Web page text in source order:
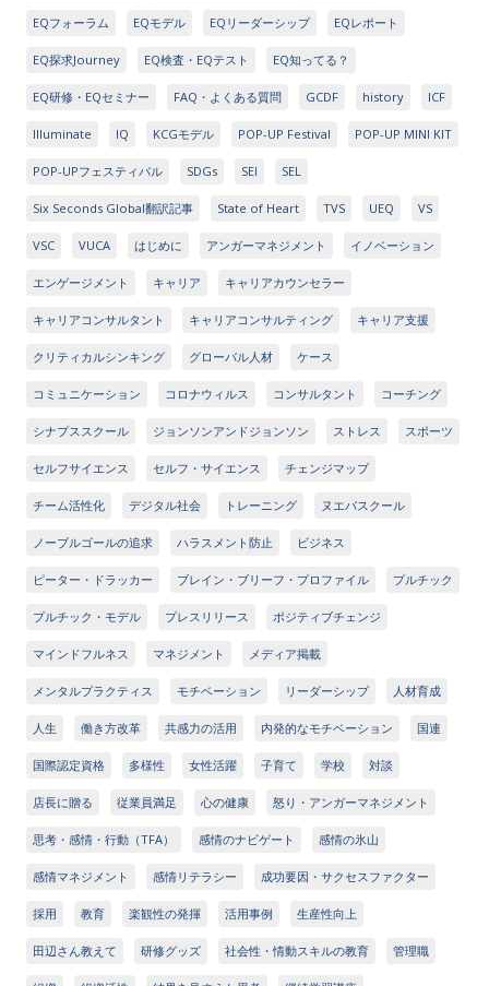
EQフォーラム EQモデル EQリーダーシップ EQレポート
EQ探求Journey EQ検査・EQテスト EQ知ってる？
EQ研修・EQセミナー FAQ・よくある質問 GCDF history ICF
Illuminate IQ KCGモデル POP-UP Festival POP-UP MINI KIT
POP-UPフェスティバル SDGs SEI SEL
Six Seconds Global翻訳記事 State of Heart TVS UEQ VS
VSC VUCA はじめに アンガーマネジメント イノベーション
エンゲージメント キャリア キャリアカウンセラー
キャリアコンサルタント キャリアコンサルティング キャリア支援
クリティカルシンキング グローバル人材 ケース
コミュニケーション コロナウィルス コンサルタント コーチング
シナプススクール ジョンソンアンドジョンソン ストレス スポーツ
セルフサイエンス セルフ・サイエンス チェンジマップ
チーム活性化 デジタル社会 トレーニング ヌエバスクール
ノーブルゴールの追求 ハラスメント防止 ビジネス
ピーター・ドラッカー ブレイン・ブリーフ・プロファイル プルチック
プルチック・モデル プレスリリース ポジティブチェンジ
マインドフルネス マネジメント メディア掲載
メンタルプラクティス モチベーション リーダーシップ 人材育成
人生 働き方改革 共感力の活用 内発的なモチベーション 国連
国際認定資格 多様性 女性活躍 子育て 学校 対談
店長に贈る 従業員満足 心の健康 怒り・アンガーマネジメント
思考・感情・行動（TFA） 感情のナビゲート 感情の氷山
感情マネジメント 感情リテラシー 成功要因・サクセスファクター
採用 教育 楽観性の発揮 活用事例 生産性向上
田辺さん教えて 研修グッズ 社会性・情動スキルの教育 管理職